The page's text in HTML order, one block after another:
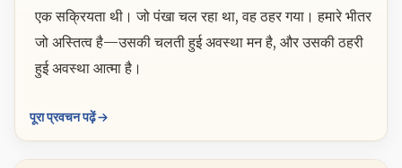
एक सक्रियता थी। जो पंखा चल रहा था, वह ठहर गया। हमारे भीतर
जो अस्तित्व है—उसकी चलती हुई अवस्था मन है, और उसकी ठहरी
हुई अवस्था आत्मा है।
पूरा प्रवचन पढ़ें